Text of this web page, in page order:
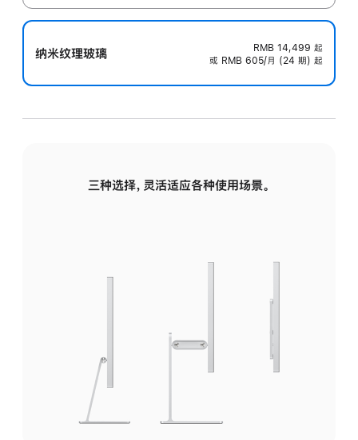
纳米纹理玻璃 RMB 14,499 起
或 RMB 605/月 (24 期) 起
三种选择，灵活适应各种使用场景。